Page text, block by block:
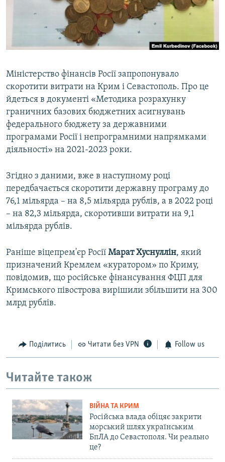
ВІДЕОУРОКИ «ELIFBE»
СВІДЧЕННЯ ОКУПАЦІЇ
УКРАЇНСЬКА ПРОБЛЕМА КРИМУ
Русский
Усі сайти RFE/RL
Міністерство фінансів Росії запропонувало
скоротити витрати на Крим і Севастополь. Про це
йдеться в документі «Методика розрахунку
граничних базових бюджетних асигнувань
федерального бюджету за державними
програмами Росії і непрограмними напрямками
діяльності» на 2021-2023 роки.
Згідно з даними, вже в наступному році
передбачається скоротити державну програму до
76,1 мільярда – на 8,5 мільярда рублів, а в 2022 році
– на 82,3 мільярда, скоротивши витрати на 9,1
мільярда рублів.
Раніше віцепрем'єр Росії Марат Хуснуллін, який
призначений Кремлем «куратором» по Криму,
повідомив, що російське фінансування ФЦП для
Кримського півострова вирішили збільшити на 300
млрд рублів.
Поділитись Читати без VPN Follow us
Читайте також
ВІЙНА ТА КРИМ
Російська влада обіцяє закрити
морський шлях українським
БпЛА до Севастополя. Чи реально
це?